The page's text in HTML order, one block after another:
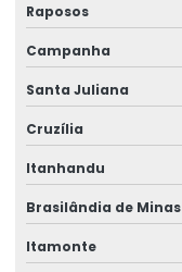
Raposos
Campanha
Santa Juliana
Cruzília
Itanhandu
Brasilândia de Minas
Itamonte